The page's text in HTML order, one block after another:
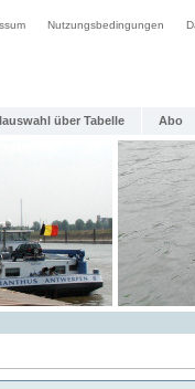
Nutzungsbedingungen
über Tabelle Abo